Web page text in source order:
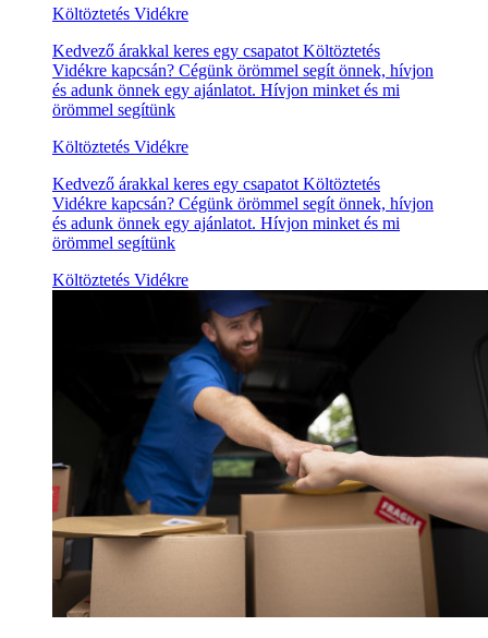
Költöztetés Vidékre
Kedvező árakkal keres egy csapatot Költöztetés
Vidékre kapcsán? Cégünk örömmel segít önnek, hívjon
és adunk önnek egy ajánlatot. Hívjon minket és mi
örömmel segítünk
Költöztetés Vidékre
Kedvező árakkal keres egy csapatot Költöztetés
Vidékre kapcsán? Cégünk örömmel segít önnek, hívjon
és adunk önnek egy ajánlatot. Hívjon minket és mi
örömmel segítünk
Költöztetés Vidékre